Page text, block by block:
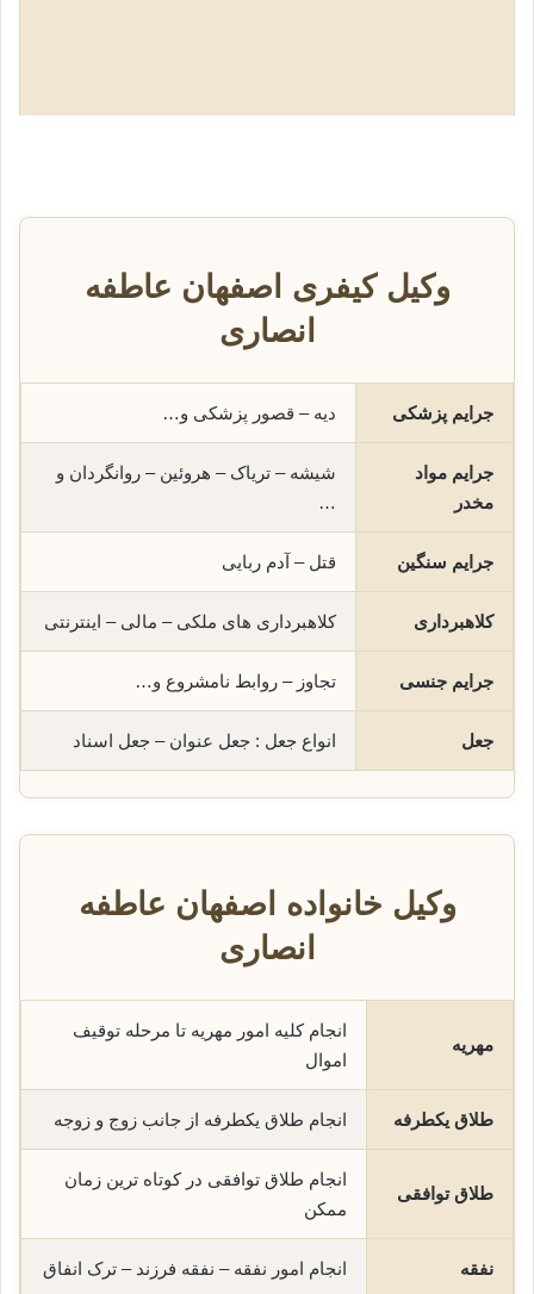
وکیل کیفری اصفهان عاطفه
انصاری
جرایم پزشکی دیه – قصور پزشکی و…
جرایم مواد
مخدر
شیشه – تریاک – هروئین – روانگردان و
…
جرایم سنگین قتل – آدم ربایی
کلاهبرداری کلاهبرداری های ملکی – مالی – اینترنتی
جرایم جنسی تجاوز – روابط نامشروع و…
جعل انواع جعل : جعل عنوان – جعل اسناد
وکیل خانواده اصفهان عاطفه
انصاری
مهریه
انجام کلیه امور مهریه تا مرحله توقیف
اموال
طلاق یکطرفه انجام طلاق یکطرفه از جانب زوج و زوجه
طلاق توافقی
انجام طلاق توافقی در کوتاه ترین زمان
ممکن
نفقه انجام امور نفقه – نفقه فرزند – ترک انفاق